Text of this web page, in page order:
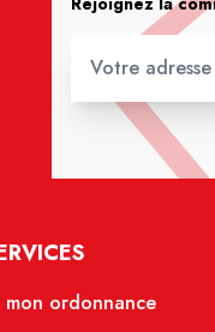
mon ordonnance